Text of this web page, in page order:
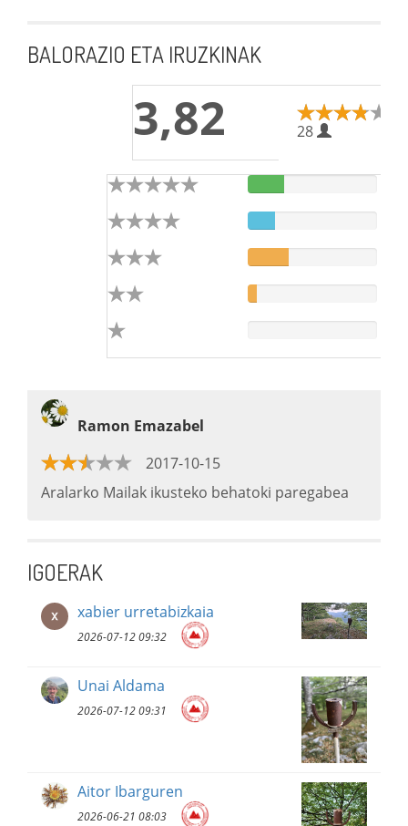
BALORAZIO ETA IRUZKINAK
3,82 28
Ramon Emazabel
2017-10-15
Aralarko Mailak ikusteko behatoki paregabea
IGOERAK
xabier urretabizkaia
2026-07-12 09:32
Unai Aldama
2026-07-12 09:31
Aitor Ibarguren
2026-06-21 08:03